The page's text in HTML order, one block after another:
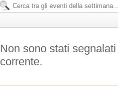
Non sono stati
corrente.